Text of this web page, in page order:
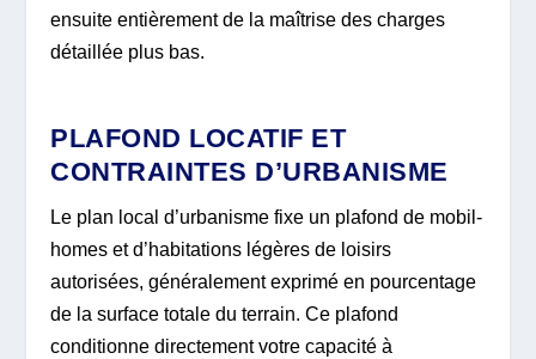
ensuite entièrement de la maîtrise des charges
détaillée plus bas.
PLAFOND LOCATIF ET
CONTRAINTES D’URBANISME
Le plan local d’urbanisme fixe un plafond de mobil-
homes et d’habitations légères de loisirs
autorisées, généralement exprimé en pourcentage
de la surface totale du terrain. Ce plafond
conditionne directement votre capacité à